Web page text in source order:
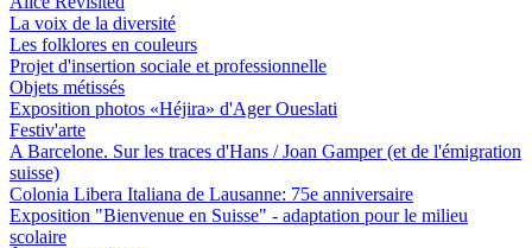
La voix de la diversité
Les folklores en couleurs
Projet d'insertion sociale et professionnelle
Objets métissés
Exposition photos «Héjira» d'Ager Oueslati
Festiv'arte
A Barcelone. Sur les traces d'Hans / Joan Gamper (et de l'émigration
suisse)
Colonia Libera Italiana de Lausanne: 75e anniversaire
Exposition "Bienvenue en Suisse" - adaptation pour le milieu
scolaire